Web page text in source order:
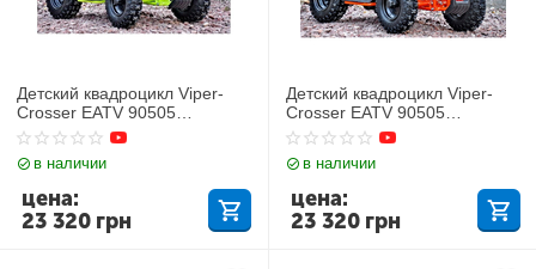
Детский квадроцикл Viper-
Crosser EATV 90505
(электро) - Зеленый
в наличии
23 320 грн
цена:
Детский квадроцикл Viper-
Crosser EATV 90505
(электро) Оранжевый
в наличии
23 320 грн
цена: